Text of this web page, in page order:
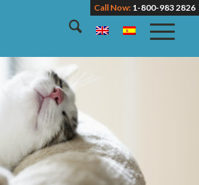
Call Now: 1-800-983 2826